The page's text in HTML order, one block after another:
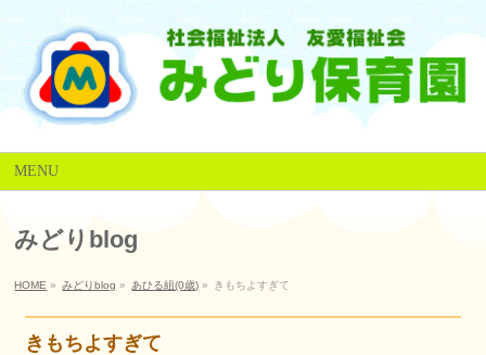
MENU
みどりblog
HOME » みどりblog » あひる組(0歳) » きもちよすぎて
きもちよすぎて